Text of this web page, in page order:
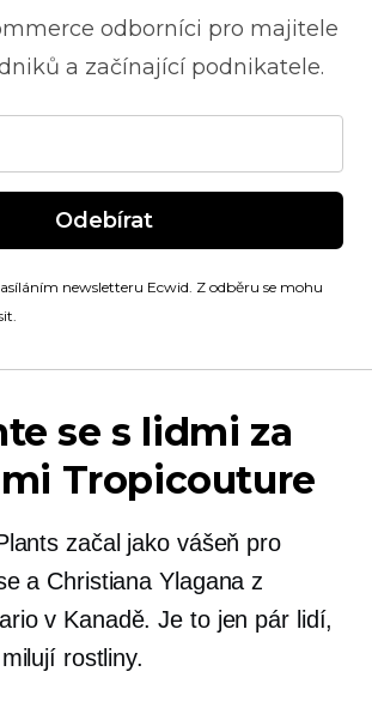
odborníci pro majitele
a začínající podnikatele.
Odebírat
newsletteru Ecwid. Z odběru se mohu
se s lidmi za
Tropicouture
začal jako vášeň pro
a Christiana Ylagana z
v Kanadě. Je to jen pár lidí,
rostliny.